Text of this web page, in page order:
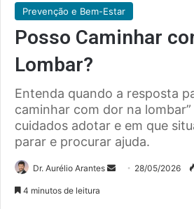
Prevenção e Bem-Estar
Posso Caminhar
Lombar?
Entenda quando a resposta
caminhar com dor na lombar”
cuidados adotar e em que
parar e procurar ajuda.
Dr. Aurélio Arantes
Mande28/05/2026
4 minutos de leitura